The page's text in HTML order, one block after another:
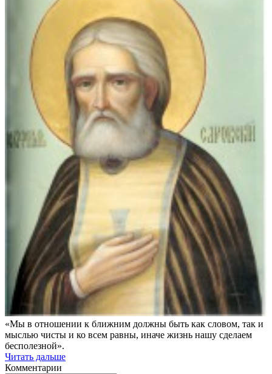
«Мы в отношении к ближним должны быть как словом, так и
мыслью чисты и ко всем равны, иначе жизнь нашу сделаем
бесполезной».
Читать дальше
Комментарии